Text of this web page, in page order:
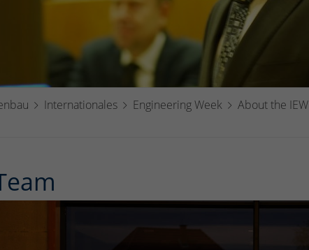
Internationales Engineering Week About the IEW